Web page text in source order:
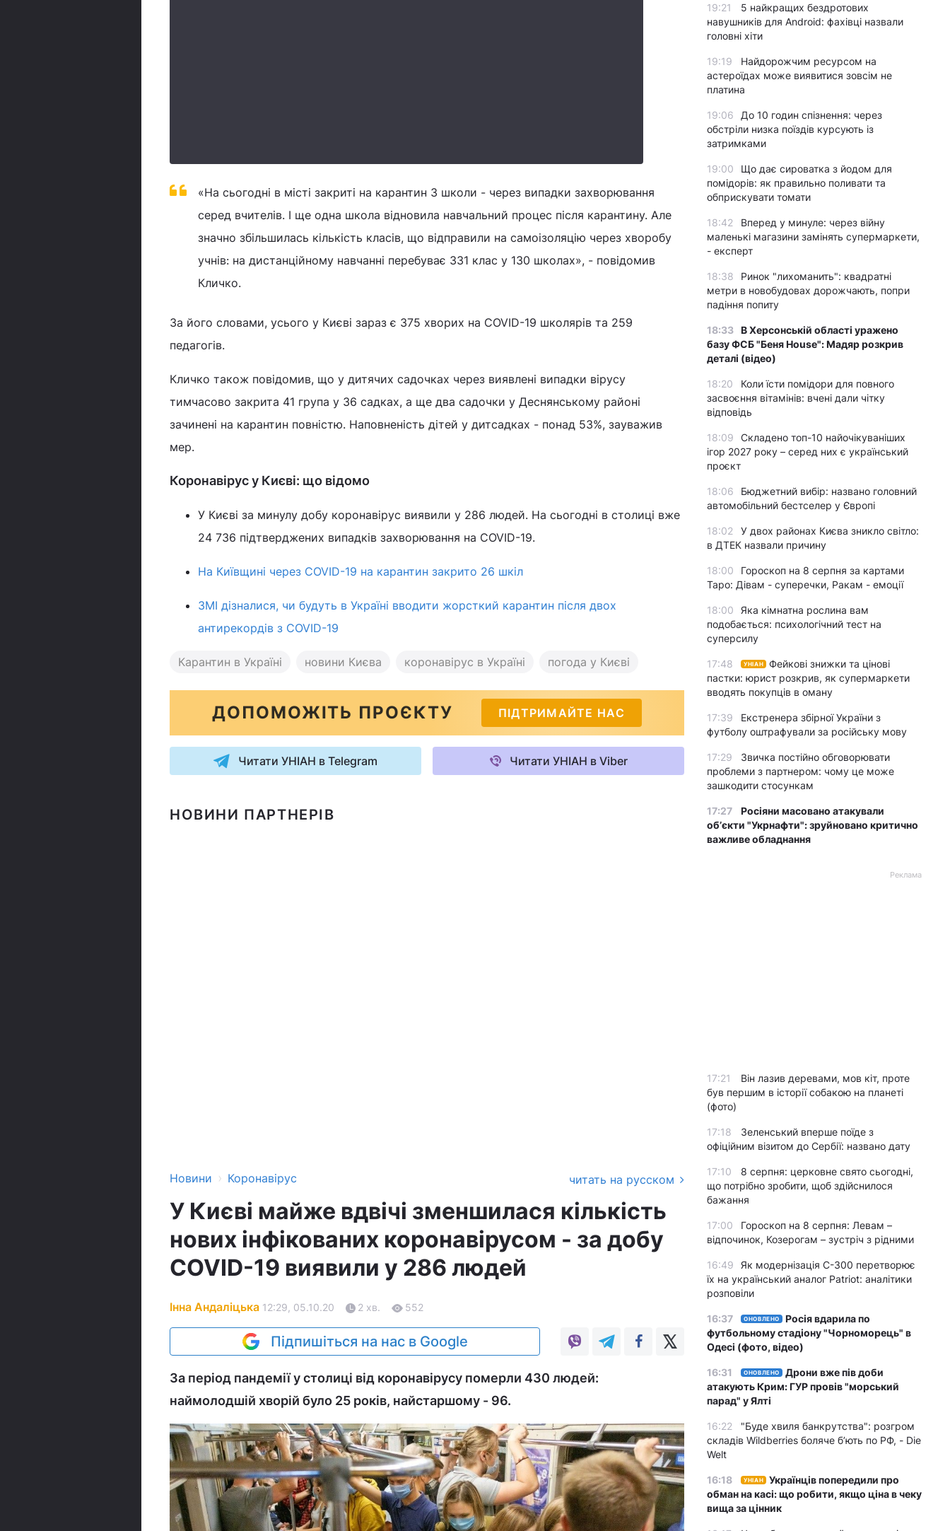
«На сьогодні в місті закриті на карантин 3 школи - через випадки захворювання
серед вчителів. І ще одна школа відновила навчальний процес після карантину. Але
значно збільшилась кількість класів, що відправили на самоізоляцію через хворобу
учнів: на дистанційному навчанні перебуває 331 клас у 130 школах», - повідомив
Кличко.
За його словами, усього у Києві зараз є 375 хворих на COVID-19 школярів та 259
педагогів.
Кличко також повідомив, що у дитячих садочках через виявлені випадки вірусу
тимчасово закрита 41 група у 36 садках, а ще два садочки у Деснянському районі
зачинені на карантин повністю. Наповненість дітей у дитсадках - понад 53%, зауважив
мер.
Коронавірус у Києві: що відомо
У Києві за минулу добу коронавірус виявили у 286 людей. На сьогодні в столиці вже
24 736 підтверджених випадків захворювання на COVID-19.
На Київщині через COVID-19 на карантин закрито 26 шкіл
ЗМІ дізналися, чи будуть в Україні вводити жорсткий карантин після двох
антирекордів з COVID-19
Карантин в Україні новини Києва коронавірус в Україні погода у Києві
ДОПОМОЖІТЬ ПРОЄКТУ ПІДТРИМАЙТЕ НАС
Читати УНІАН в Telegram Читати УНІАН в Viber
НОВИНИ ПАРТНЕРІВ
Новини › Коронавірус читать на русском
У Києві майже вдвічі зменшилася кількість
нових інфікованих коронавірусом - за добу
COVID-19 виявили у 286 людей
Інна Андаліцька 12:29, 05.10.20 2 хв. 552
Підпишіться на нас в Google
За період пандемії у столиці від коронавірусу померли 430 людей:
наймолодшій хворій було 25 років, найстаршому - 96.
19:21
5 найкращих бездротових
навушників для Android: фахівці назвали
головні хіти
19:19
Найдорожчим ресурсом на
астероїдах може виявитися зовсім не
платина
19:06
До 10 годин спізнення: через
обстріли низка поїздів курсують із
затримками
19:00
Що дає сироватка з йодом для
помідорів: як правильно поливати та
обприскувати томати
18:42
Вперед у минуле: через війну
маленькі магазини замінять супермаркети,
- експерт
18:38
Ринок "лихоманить": квадратні
метри в новобудовах дорожчають, попри
падіння попиту
18:33 В Херсонській області уражено
базу ФСБ "Беня House": Мадяр розкрив
деталі (відео)
18:20
Коли їсти помідори для повного
засвоєння вітамінів: вчені дали чітку
відповідь
18:09
Складено топ-10 найочікуваніших
ігор 2027 року – серед них є український
проєкт
18:06
Бюджетний вибір: названо головний
автомобільний бестселер у Європі
18:02
У двох районах Києва зникло світло:
в ДТЕК назвали причину
18:00
Гороскоп на 8 серпня за картами
Таро: Дівам - суперечки, Ракам - емоції
18:00
Яка кімнатна рослина вам
подобається: психологічний тест на
суперсилу
17:48 УНІАН
Фейкові знижки та цінові
пастки: юрист розкрив, як супермаркети
вводять покупців в оману
17:39
Екстренера збірної України з
футболу оштрафували за російську мову
17:29
Звичка постійно обговорювати
проблеми з партнером: чому це може
зашкодити стосункам
17:27
Росіяни масовано атакували
обʼєкти "Укрнафти": зруйновано критично
важливе обладнання
Реклама
17:21
Він лазив деревами, мов кіт, проте
був першим в історії собакою на планеті
(фото)
17:18
Зеленський вперше поїде з
офіційним візитом до Сербії: названо дату
17:10
8 серпня: церковне свято сьогодні,
що потрібно зробити, щоб здійснилося
бажання
17:00
Гороскоп на 8 серпня: Левам –
відпочинок, Козерогам – зустріч з рідними
16:49
Як модернізація С-300 перетворює
їх на український аналог Patriot: аналітики
розповіли
16:37 ОНОВЛЕНО
Росія вдарила по
футбольному стадіону "Чорноморець" в
Одесі (фото, відео)
16:31 ОНОВЛЕНО
Дрони вже пів доби
атакують Крим: ГУР провів "морський
парад" у Ялті
16:22
"Буде хвиля банкрутства": розгром
складів Wildberries боляче бʼють по РФ, - Die
Welt
16:18 УНІАН
Українців попередили про
обман на касі: що робити, якщо ціна в чеку
вища за цінник